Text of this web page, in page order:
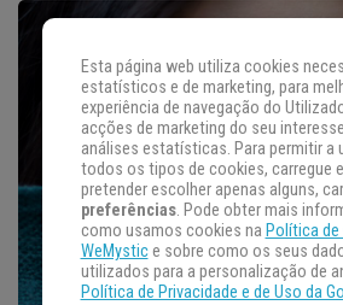
Esta página web utiliza cookies
estatísticos e de marketing, para
experiência de navegação do
acções de marketing do seu
análises estatísticas. Para permitir a
todos os tipos de cookies, carregue
pretender escolher apenas alguns,
preferências. Pode obter mais
como usamos cookies na Política
WeMystice sobre como os seus
utilizados para a personalização de
Política de Privacidade e de Uso da